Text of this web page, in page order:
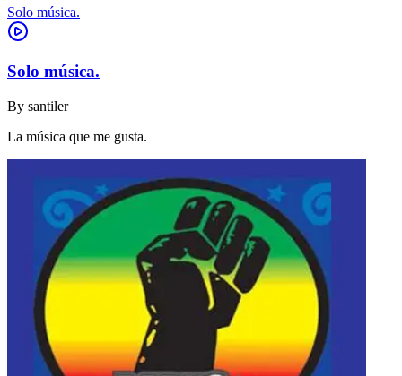
Solo música.
Solo música.
By santiler
La música que me gusta.